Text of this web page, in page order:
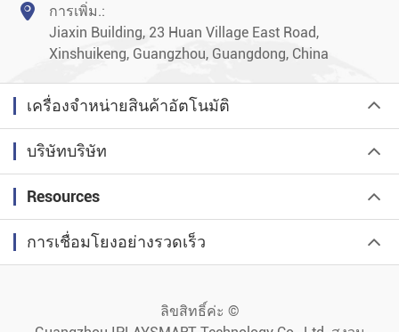

การเพิ่ม.:
Jiaxin Building, 23 Huan Village East Road,
Xinshuikeng, Guangzhou, Guangdong, China
เครื่องจำหน่ายสินค้าอัตโนมัติ
บริษัทบริษัท
Resources
การเชื่อมโยงอย่างรวดเร็ว
ลิขสิทธิ์ค่ะ ©